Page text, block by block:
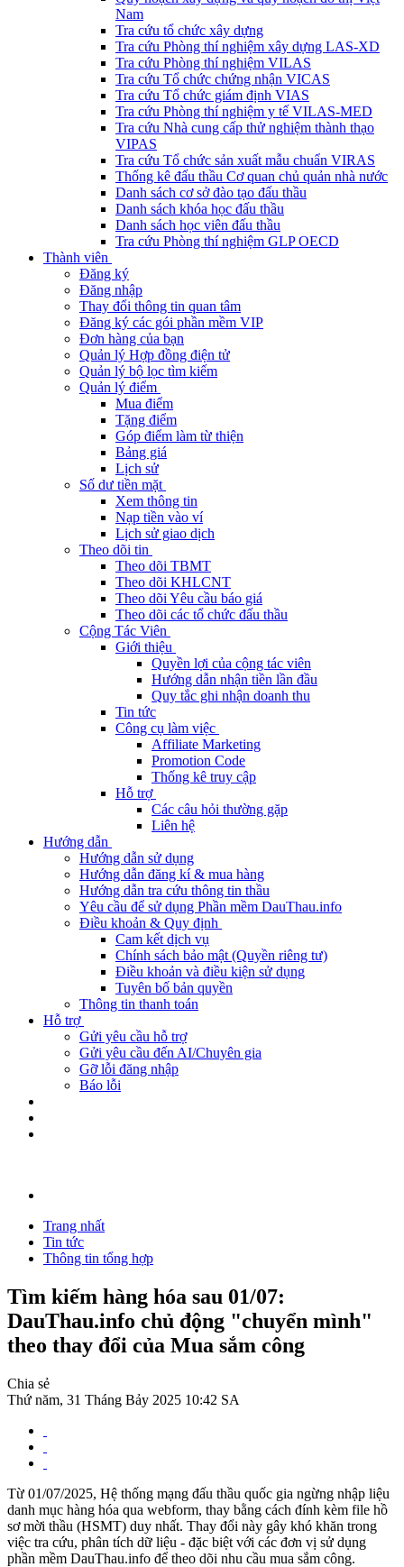
Nam
Tra cứu tổ chức xây dựng
Tra cứu Phòng thí nghiệm xây dựng LAS-XD
Tra cứu Phòng thí nghiệm VILAS
Tra cứu Tổ chức chứng nhận VICAS
Tra cứu Tổ chức giám định VIAS
Tra cứu Phòng thí nghiệm y tế VILAS-MED
Tra cứu Nhà cung cấp thử nghiệm thành thạo
VIPAS
Tra cứu Tổ chức sản xuất mẫu chuẩn VIRAS
Thống kê đấu thầu Cơ quan chủ quản nhà nước
Danh sách cơ sở đào tạo đấu thầu
Danh sách khóa học đấu thầu
Danh sách học viên đấu thầu
Tra cứu Phòng thí nghiệm GLP OECD
Thành viên
Đăng ký
Đăng nhập
Thay đổi thông tin quan tâm
Đăng ký các gói phần mềm VIP
Đơn hàng của bạn
Quản lý Hợp đồng điện tử
Quản lý bộ lọc tìm kiếm
Quản lý điểm
Mua điểm
Tặng điểm
Góp điểm làm từ thiện
Bảng giá
Lịch sử
Số dư tiền mặt
Xem thông tin
Nạp tiền vào ví
Lịch sử giao dịch
Theo dõi tin
Theo dõi TBMT
Theo dõi KHLCNT
Theo dõi Yêu cầu báo giá
Theo dõi các tổ chức đấu thầu
Cộng Tác Viên
Giới thiệu
Quyền lợi của cộng tác viên
Hướng dẫn nhận tiền lần đầu
Quy tắc ghi nhận doanh thu
Tin tức
Công cụ làm việc
Affiliate Marketing
Promotion Code
Thống kê truy cập
Hỗ trợ
Các câu hỏi thường gặp
Liên hệ
Hướng dẫn
Hướng dẫn sử dụng
Hướng dẫn đăng kí & mua hàng
Hướng dẫn tra cứu thông tin thầu
Yêu cầu để sử dụng Phần mềm DauThau.info
Điều khoản & Quy định
Cam kết dịch vụ
Chính sách bảo mật (Quyền riêng tư)
Điều khoản và điều kiện sử dụng
Tuyên bố bản quyền
Thông tin thanh toán
Hỗ trợ
Gửi yêu cầu hỗ trợ
Gửi yêu cầu đến AI/Chuyên gia
Gỡ lỗi đăng nhập
Báo lỗi
Trang nhất
Tin tức
Thông tin tổng hợp
Tìm kiếm hàng hóa sau 01/07:
DauThau.info chủ động "chuyển mình"
theo thay đổi của Mua sắm công
Chia sẻ
Thứ năm, 31 Tháng Bảy 2025 10:42 SA
Từ 01/07/2025, Hệ thống mạng đấu thầu quốc gia ngừng nhập liệu
danh mục hàng hóa qua webform, thay bằng cách đính kèm file hồ
sơ mời thầu (HSMT) duy nhất. Thay đổi này gây khó khăn trong
việc tra cứu, phân tích dữ liệu - đặc biệt với các đơn vị sử dụng
phần mềm DauThau.info để theo dõi nhu cầu mua sắm công.